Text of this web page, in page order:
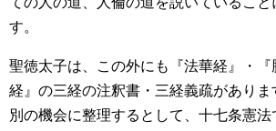
す。
聖徳太子は、この外にも『法華経』・
経』の三経の注釈書・三経義疏がありま
別の機会に整理するとして、十七条憲法